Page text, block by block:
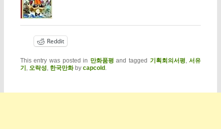
Reddit
This entry was posted in 만화품평 and tagged 기획회의서평,서유
기 , 오락성, 한국만화by capcold .